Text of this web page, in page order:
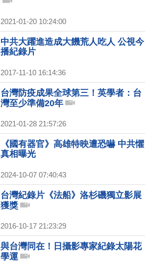
2021-01-20 10:24:00
中共大躍進造成大饑荒人吃人 公視今
播紀錄片
2017-11-10 16:14:36
台灣防疫成果全球第三！英學者：台
灣至少準備20年
2021-01-28 21:57:26
《國有器官》高雄特映遭恐嚇 中共懼
真相曝光
2024-10-07 07:40:43
台灣紀錄片《法船》洛杉磯獨立影展
獲獎
2016-10-17 21:23:29
與台灣同在！日攝影專家紀錄太陽花
學運